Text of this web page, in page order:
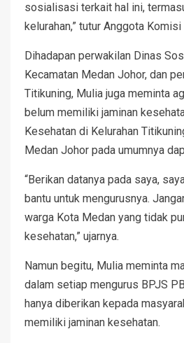
sosialisasi terkait hal ini,
kelurahan,” tutur Anggota
Dihadapan perwakilan Dinas
Kecamatan Medan Johor, dan
Titikuning, Mulia juga meminta
belum memiliki jaminan
Kesehatan di Kelurahan
Medan Johor pada umumnya
“Berikan datanya pada saya,
bantu untuk mengurusnya.
warga Kota Medan yang tidak
kesehatan,” ujarnya.
Namun begitu, Mulia meminta
dalam setiap mengurus BPJS
hanya diberikan kepada
memiliki jaminan kesehatan.